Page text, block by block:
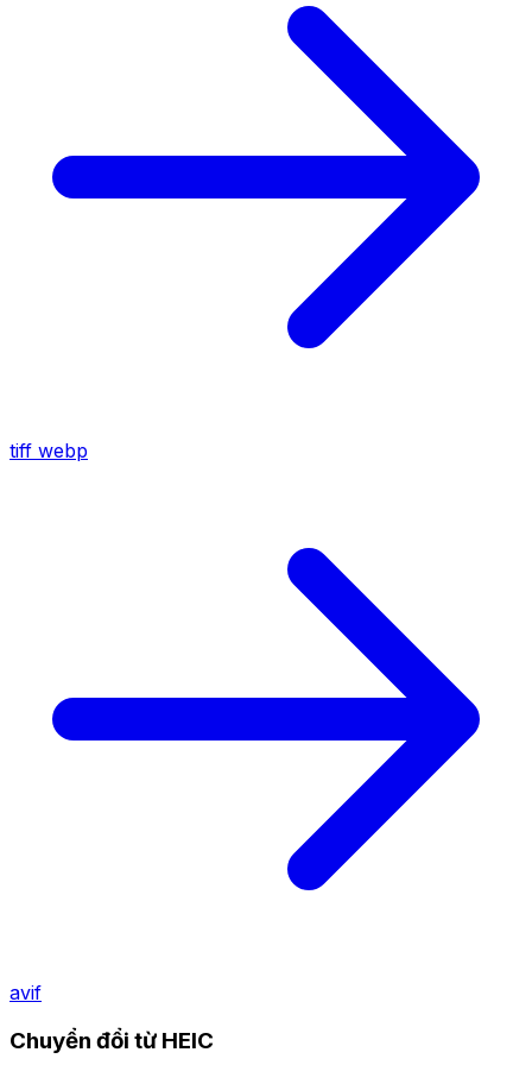
tiff webp
avif
Chuyển đổi từ HEIC